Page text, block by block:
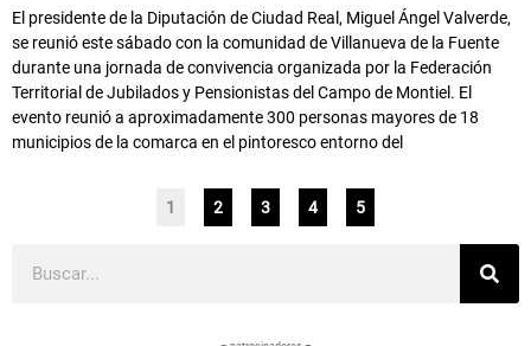
El presidente de la Diputación de Ciudad Real, Miguel Ángel Valverde,
se reunió este sábado con la comunidad de Villanueva de la Fuente
durante una jornada de convivencia organizada por la Federación
Territorial de Jubilados y Pensionistas del Campo de Montiel. El
evento reunió a aproximadamente 300 personas mayores de 18
municipios de la comarca en el pintoresco entorno del
1 2 3 4 5